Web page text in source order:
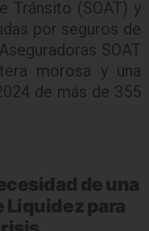
Tránsito (SOAT) y
por seguros de
SOAT
morosa y una
de más de 355
de una
Liquidez para